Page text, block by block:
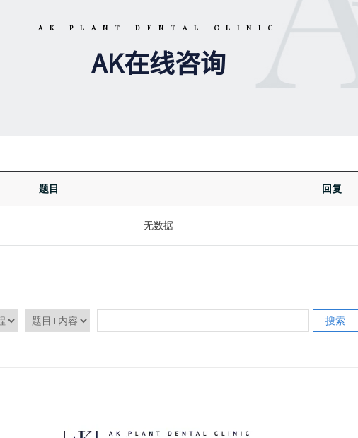
AK PLANT DENTAL CLINIC
AK在线咨询
题目 回复
无数据
搜索